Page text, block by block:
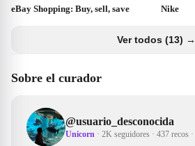
eBay Shopping: Buy, sell, save Nike
Ver todos (13) →
Sobre el curador
@usuario_desconocida
Unicorn · 2K seguidores · 437 recos ·